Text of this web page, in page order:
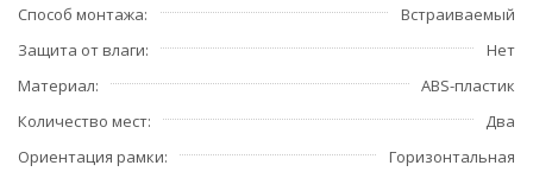
Способ монтажа
Встраиваемый
Защита от влаги
Нет
Материал
ABS-пластик
Количество мест
Два
Ориентация рамки
Горизонтальная